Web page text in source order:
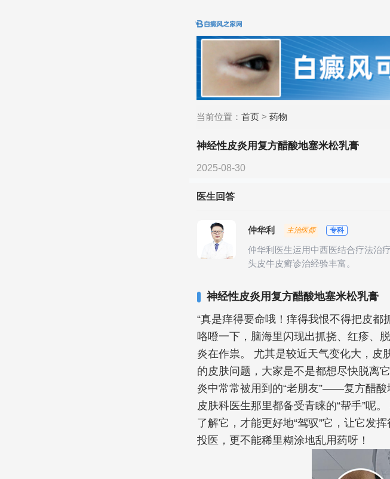
当前位置：首页 >药物
神经性皮炎用复方醋酸地塞米松乳膏
2025-08-30
医生回答
仲华利 主治医师 专科
仲华利医生运用中西医结合疗法治
头皮牛皮癣诊治经验丰富。
神经性皮炎用复方醋酸地塞米松乳膏
“真是痒得要命哦！痒得我恨不得把皮都
咯噔一下，脑海里闪现出抓挠、红疹、
炎在作祟。 尤其是较近天气变化大，皮
的皮肤问题，大家是不是都想尽快脱离
炎中常常被用到的“老朋友”——复方醋
皮肤科医生那里都备受青睐的“帮手”呢
了解它，才能更好地“驾驭”它，让它发
投医，更不能稀里糊涂地乱用药呀！